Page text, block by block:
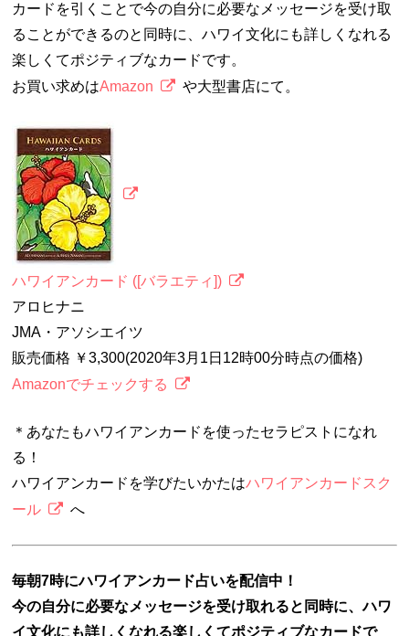
カードを引くことで今の自分に必要なメッセージを受け取
ることができるのと同時に、ハワイ文化にも詳しくなれる
楽しくてポジティブなカードです。
お買い求めはAmazon や大型書店にて。
ハワイアンカード ([バラエティ])
アロヒナニ
JMA・アソシエイツ
販売価格 ￥3,300(2020年3月1日12時00分時点の価格)
Amazonでチェックする
＊あなたもハワイアンカードを使ったセラピストになれ
る！
ハワイアンカードを学びたいかたはハワイアンカードスク
ール
へ
毎朝7時にハワイアンカード占いを配信中！
今の自分に必要なメッセージを受け取れると同時に、ハワ
イ文化にも詳しくなれる楽しくてポジティブなカードで